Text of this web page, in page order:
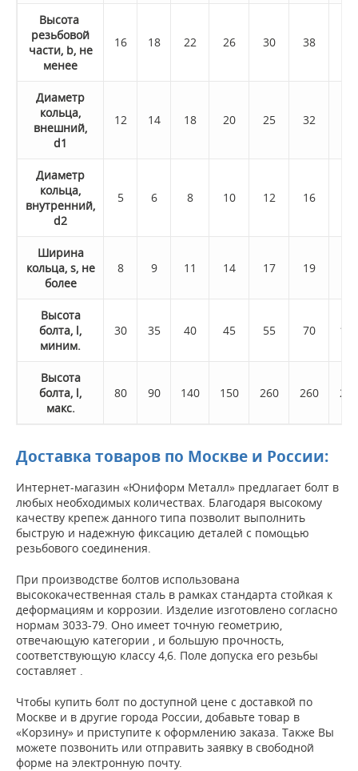
Высота
резьбовой
части, b, не
менее
16 18 22 26 30 38
Диаметр
кольца,
внешний,
d1
12 14 18 20 25 32
Диаметр
кольца,
внутренний,
d2
5 6 8 10 12 16
Ширина
кольца, s, не
более
8 9 11 14 17 19
Высота
болта, l,
миним.
30 35 40 45 55 70 100
Высота
болта, l,
макс.
80 90 140 150 260 260 260
Доставка товаров по Москве и России:
Интернет-магазин «Юниформ Металл» предлагает болт в
любых необходимых количествах. Благодаря высокому
качеству крепеж данного типа позволит выполнить
быструю и надежную фиксацию деталей с помощью
резьбового соединения.
При производстве болтов использована
высококачественная сталь в рамках стандарта стойкая к
деформациям и коррозии. Изделие изготовлено согласно
нормам 3033-79. Оно имеет точную геометрию,
отвечающую категории , и большую прочность,
соответствующую классу 4,6. Поле допуска его резьбы
составляет .
Чтобы купить болт по доступной цене с доставкой по
Москве и в другие города России, добавьте товар в
«Корзину» и приступите к оформлению заказа. Также Вы
можете позвонить или отправить заявку в свободной
форме на электронную почту.